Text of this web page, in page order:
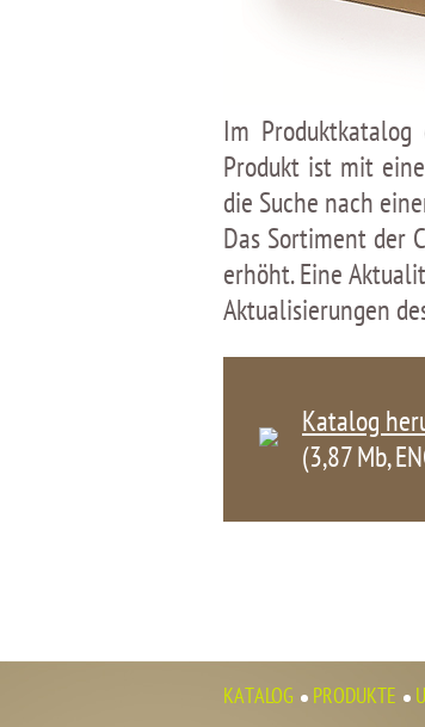
Im
Produkt ist mit
die Suche nach
Das Sortiment der
erhöht. Eine
Aktualisierungen
Katalog
(3,87 Мb,
KATALOG PRODUKTE